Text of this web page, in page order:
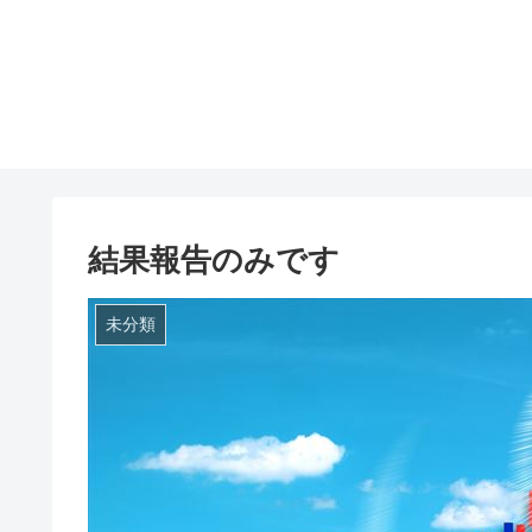
結果報告のみです
未分類